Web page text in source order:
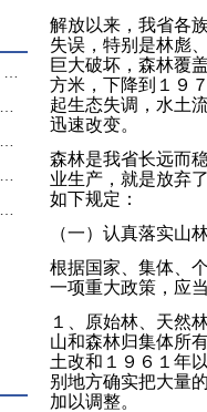
解放以来，我省各
失误，特别是林彪
巨大破坏，森林覆
方米，下降到１９
起生态失调，水土
迅速改变。
森林是我省长远而
业生产，就是放弃
如下规定：
（一）认真落实山
根据国家、集体、
一项重大政策，应
１、原始林、天然
山和森林归集体所
土改和１９６１年
别地方确实把大量
加以调整。